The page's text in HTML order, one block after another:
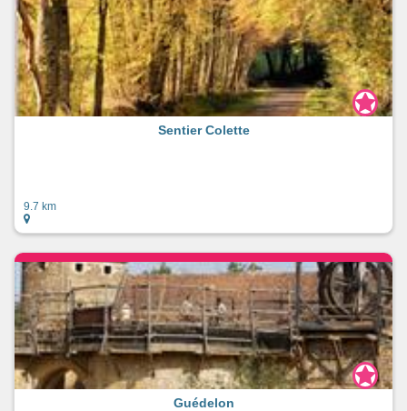
Sentier Colette
9.7 km
Guédelon